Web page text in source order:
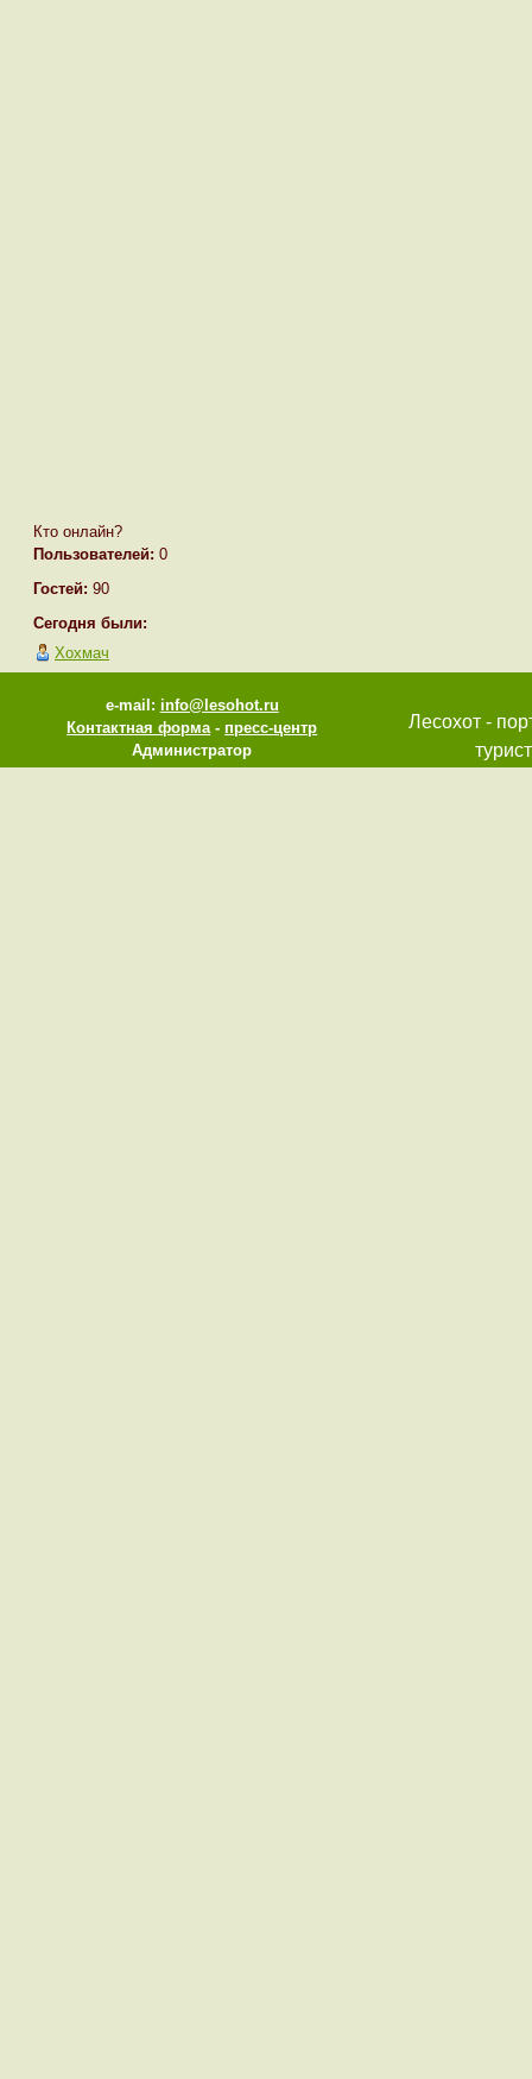
Кто онлайн?
Пользователей: 0
Гостей: 90
Сегодня были:
Хохмач
e-mail: info@lesohot.ru
Контактная форма-пресс-центр
Администратор
Лесохот -